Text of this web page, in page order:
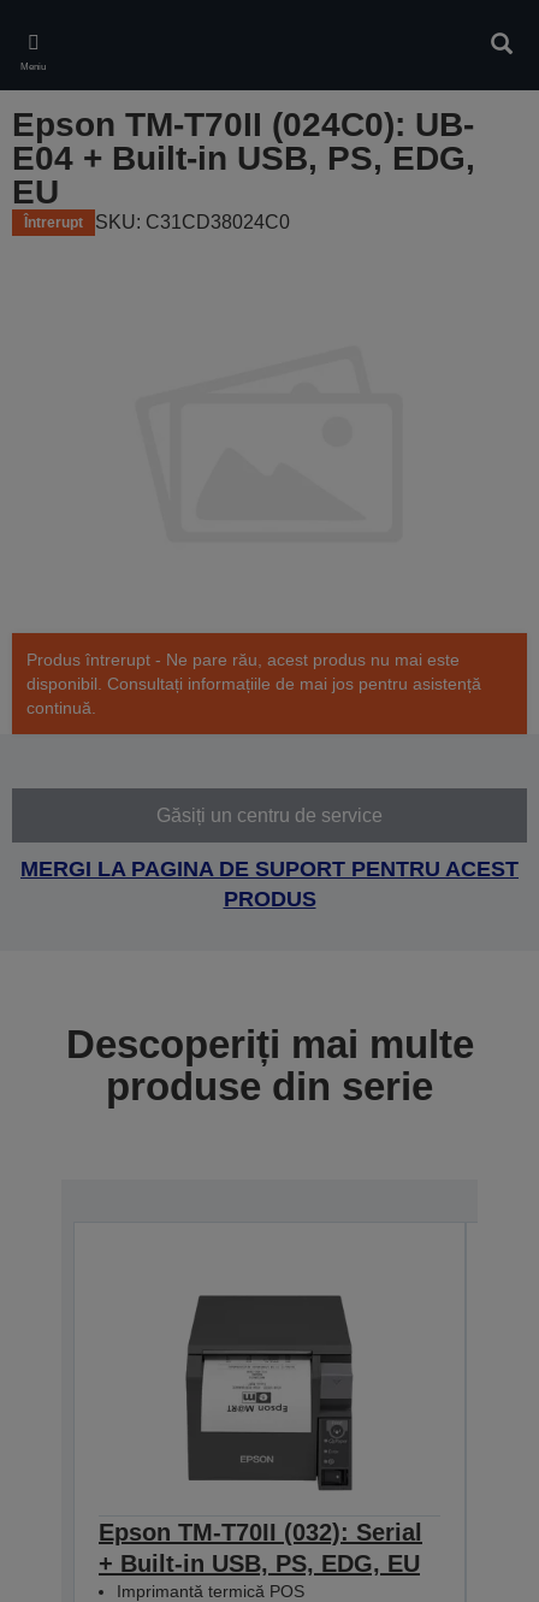
main
content
Meniu
Epson TM-T70II (024C0): UB-
E04 + Built-in USB, PS, EDG,
EU
Întrerupt SKU: C31CD38024C0
Produs întrerupt - Ne pare rău, acest produs nu mai este
disponibil. Consultați informațiile de mai jos pentru asistență
continuă.
Găsiți un centru de service
MERGI LA PAGINA DE SUPORT PENTRU ACEST
PRODUS
Descoperiți mai multe
produse din serie
Epson TM-T70II (032): Serial
+ Built-in USB, PS, EDG, EU
Imprimantă termică POS